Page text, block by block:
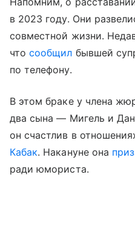
в 2023 году. Они
совместной жизни.
чтосообщил бывшей
по телефону.
В этом браке у члена
два сына — Мигель и
он счастлив в
Кабак. Накануне она
ради юмориста.